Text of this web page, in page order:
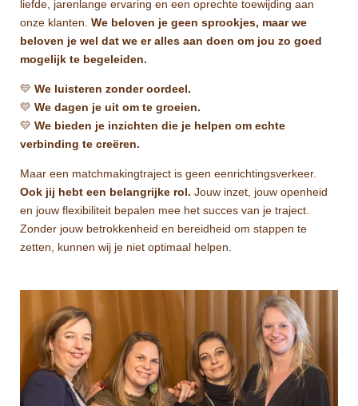
liefde, jarenlange ervaring en een oprechte toewijding aan
onze klanten. We beloven je geen sprookjes, maar we
beloven je wel dat we er alles aan doen om jou zo goed
mogelijk te begeleiden.
💛 We luisteren zonder oordeel.
💛 We dagen je uit om te groeien.
💛 We bieden je inzichten die je helpen om echte
verbinding te creëren.
Maar een matchmakingtraject is geen eenrichtingsverkeer.
Ook jij hebt een belangrijke rol. Jouw inzet, jouw openheid
en jouw flexibiliteit bepalen mee het succes van je traject.
Zonder jouw betrokkenheid en bereidheid om stappen te
zetten, kunnen wij je niet optimaal helpen.